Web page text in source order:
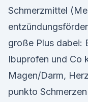
Schmerzmittel
große Plus dabei:
Ibuprofen und Co
Magen/Darm,
punkto